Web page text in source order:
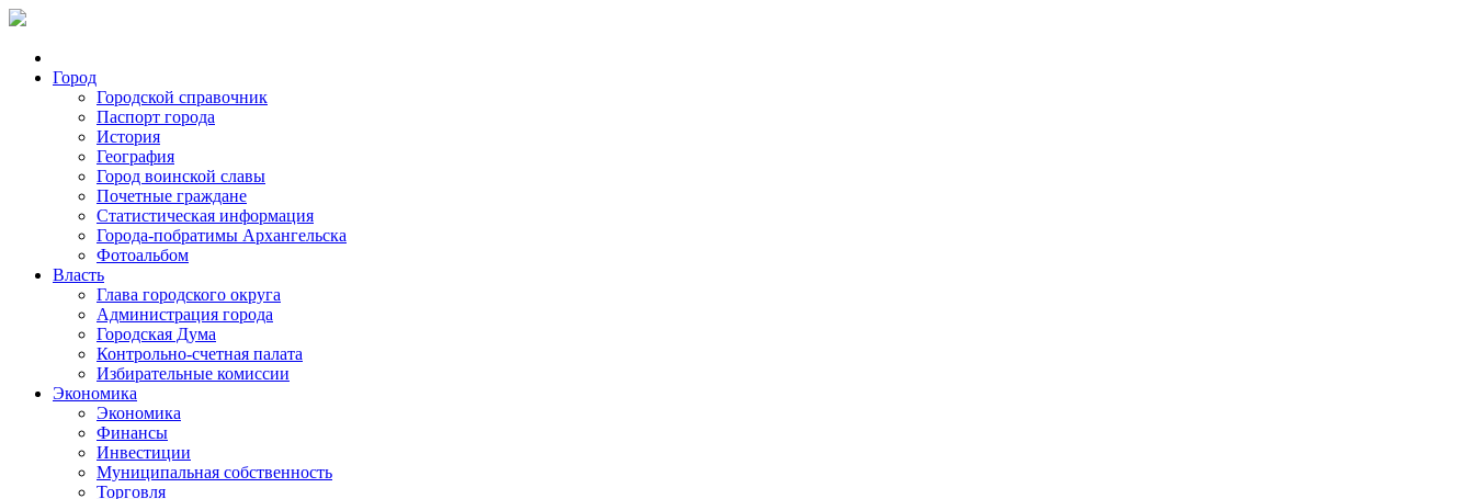
Город
Городской справочник
Паспорт города
История
География
Город воинской славы
Почетные граждане
Статистическая информация
Города-побратимы Архангельска
Фотоальбом
Власть
Глава городского округа
Администрация города
Городская Дума
Контрольно-счетная палата
Избирательные комиссии
Экономика
Экономика
Финансы
Инвестиции
Муниципальная собственность
Торговля